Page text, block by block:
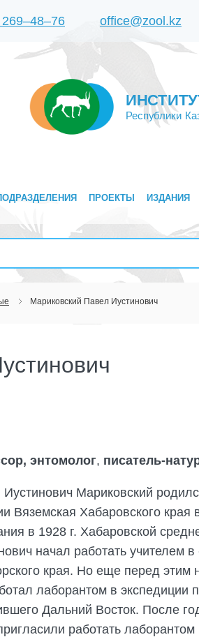
office@zool.kz
Республики
ПРОЕКТЫ ИЗДАНИЯ
Мариковский Павел Иустинович
энтомолог, писатель-
Мариковский
Вяземская Хабаровского края
в 1928 г. Хабаровской
начал работать учителем
края. Но еще перед этим
лаборантом в экспедиции
Дальний Восток. После
работать